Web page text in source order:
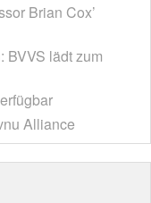
Brian Cox’
BVVS lädt zum
Alliance